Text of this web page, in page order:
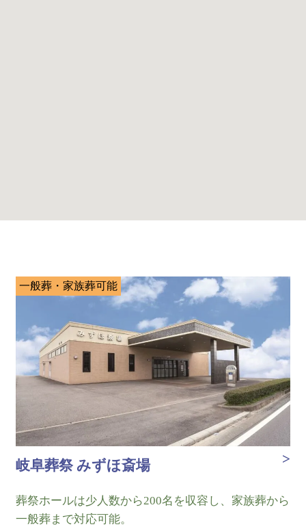
一般葬・家族葬可能
岐阜葬祭 みずほ斎場
葬祭ホールは少人数から200名を収容し、家族葬から
一般葬まで対応可能。